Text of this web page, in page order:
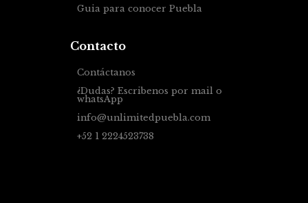
Guia para conocer Puebla
Contacto
Contáctanos
¿Dudas? Escribenos por mail o
whatsApp
info@unlimitedpuebla.com
+52 1 2224523738